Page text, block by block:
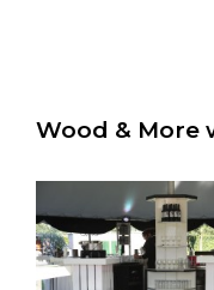
Wood & More